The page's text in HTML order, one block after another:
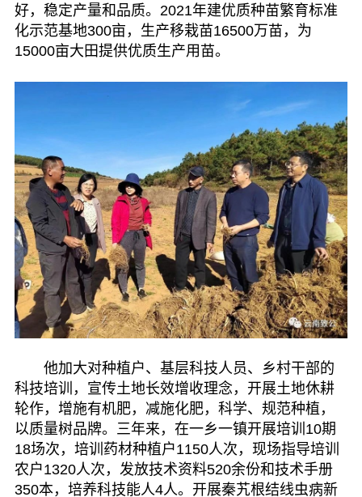
好，稳定产量和品质。2021年建优质种苗繁育标准
化示范基地300亩，生产移栽苗16500万苗，为
15000亩大田提供优质生产用苗。
他加大对种植户、基层科技人员、乡村干部的
科技培训，宣传土地长效增收理念，开展土地休耕
轮作，增施有机肥，减施化肥，科学、规范种植，
以质量树品牌。三年来，在一乡一镇开展培训10期
18场次，培训药材种植户1150人次，现场指导培训
农户1320人次，发放技术资料520余份和技术手册
350本，培养科技能人4人。开展秦艽根结线虫病新